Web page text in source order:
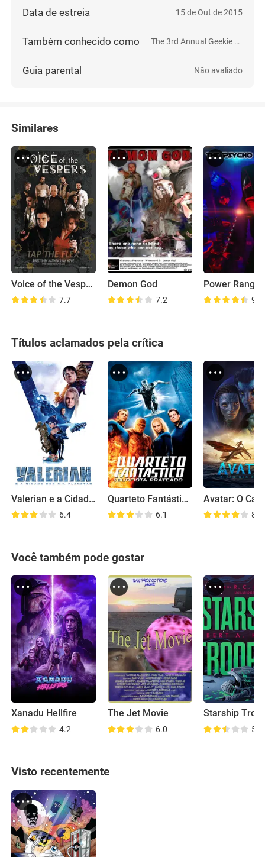
Data de estreia 15 de Out de 2015
Também conhecido como The 3rd Annual Geekie Awards
Guia parental Não avaliado
Similares
Voice of the Vespers
7.7
Demon God
7.2 9.5
Títulos aclamados pela crítica
Valerian e a Cidade dos Mil Planetas
6.4
Quarteto Fantástico e o Surfista Prateado
6.1 8.0
Você também pode gostar
Xanadu Hellfire
4.2
The Jet Movie
6.0
Starship
5.4
Visto recentemente